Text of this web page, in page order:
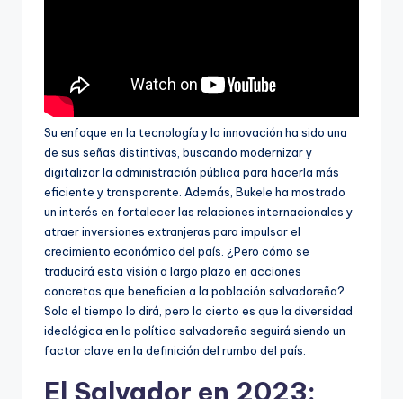
Su enfoque en la tecnología y la innovación ha sido una
de sus señas distintivas, buscando modernizar y
digitalizar la administración pública para hacerla más
eficiente y transparente. Además, Bukele ha mostrado
un interés en fortalecer las relaciones internacionales y
atraer inversiones extranjeras para impulsar el
crecimiento económico del país. ¿Pero cómo se
traducirá esta visión a largo plazo en acciones
concretas que beneficien a la población salvadoreña?
Solo el tiempo lo dirá, pero lo cierto es que la diversidad
ideológica en la política salvadoreña seguirá siendo un
factor clave en la definición del rumbo del país.
El Salvador en 2023: